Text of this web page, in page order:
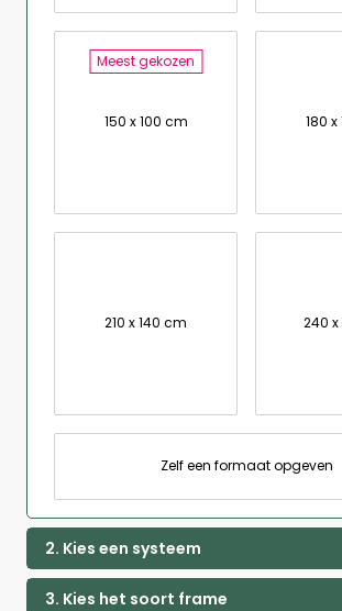
Meest gekozen
150 x 100 cm 180
210 x 140 cm 240 x
Zelf een formaat opgeven
2. Kies een systeem
3. Kies het soort frame